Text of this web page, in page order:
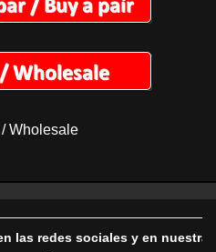
Wholesale
las redes sociales y en nuestra